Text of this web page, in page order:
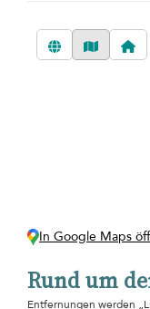
In Google Maps
Rund um
Entfernungen werden